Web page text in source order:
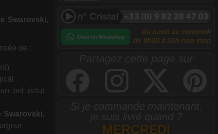
Swarovski,
de :
bel éclat
Swarovski,